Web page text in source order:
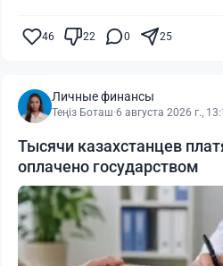
46 22 0 25
Личные финансы
Теңіз Боташ·6 августа 2026 г.,
Тысячи казахстанцев
оплачено государством